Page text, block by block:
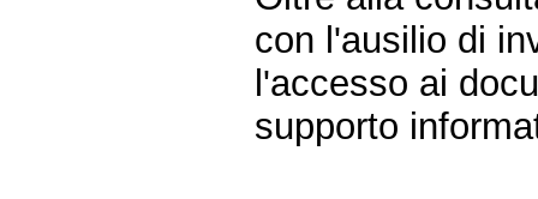
con l'ausilio di
l'accesso ai
supporto